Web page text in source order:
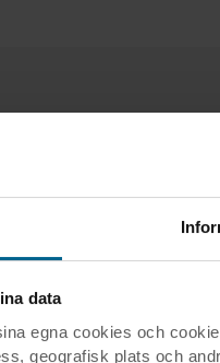
data
egna cookies och
geografisk plats och
kan du
som ingår i
har på miljön.